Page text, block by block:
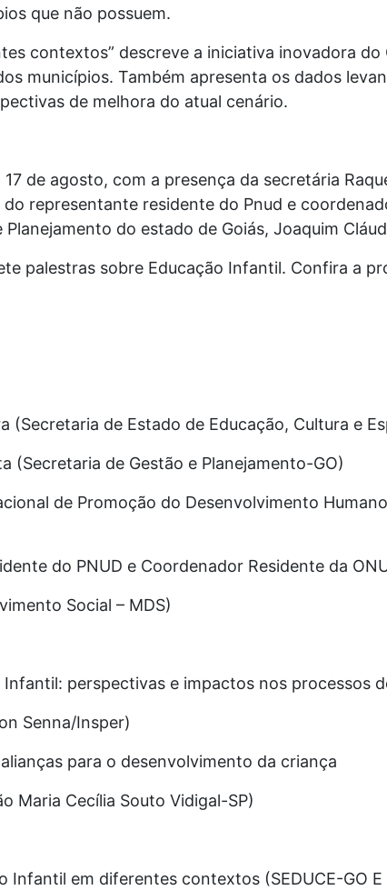
que não possuem.
contextos” descreve a iniciativa inovadora
municípios. Também apresenta os dados
de melhora do atual cenário.
de agosto, com a presença da secretária
representante residente do Pnud e
do estado de Goiás, Joaquim
palestras sobre Educação Infantil. Confira a
(Secretaria de Estado de Educação, Cultura e
(Secretaria de Gestão e Planejamento-GO)
de Promoção do Desenvolvimento
do PNUD e Coordenador Residente da
Social – MDS)
perspectivas e impactos nos processos
Senna/Insper)
para o desenvolvimento da criança
Maria Cecília Souto Vidigal-SP)
Infantil em diferentes contextos (SEDUCE-GO E